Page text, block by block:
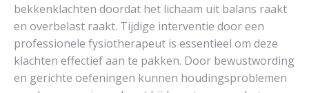
bekkenklachten doordat het lichaam uit balans raakt
en overbelast raakt. Tijdige interventie door een
professionele fysiotherapeut is essentieel om deze
klachten effectief aan te pakken. Door bewustwording
en gerichte oefeningen kunnen houdingsproblemen